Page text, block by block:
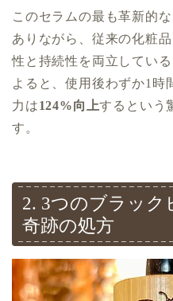
このセラムの最も革新的
ありながら、従来の化粧
性と持続性を両立してい
よると、使用後わずか1時
力は124%向上するという
す。
2. 3つのブラック
奇跡の処方